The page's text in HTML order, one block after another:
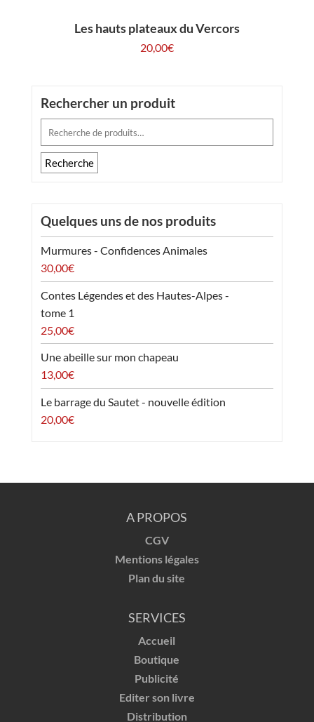
Les hauts plateaux du Vercors
20,00€
Rechercher un produit
Recherche
pour :
Recherche
Quelques uns de nos produits
Murmures - Confidences Animales
30,00€
Contes Légendes et des Hautes-Alpes -
tome 1
25,00€
Une abeille sur mon chapeau
13,00€
Le barrage du Sautet - nouvelle édition
20,00€
A PROPOS
CGV
Mentions légales
Plan du site
SERVICES
Accueil
Boutique
Publicité
Editer son livre
Distribution